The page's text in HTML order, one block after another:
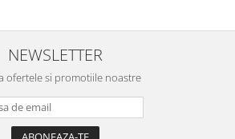
NEWSLETTER
ofertele si promotiile noastre